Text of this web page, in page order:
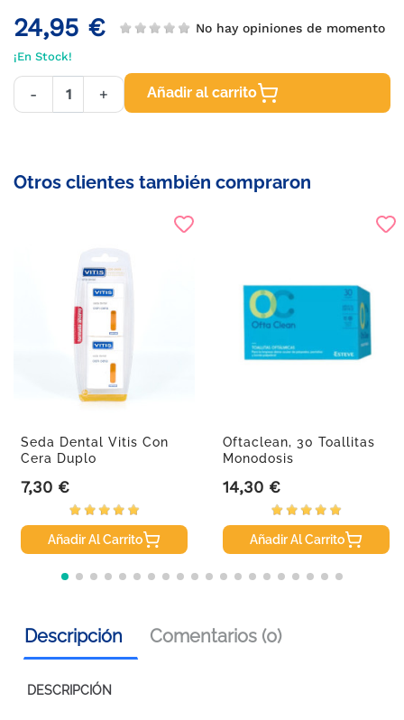
24,95 € No hay opiniones de momento
¡En Stock!
- + Añadir al carrito
Otros clientes también compraron
Seda Dental Vitis Con
Cera Duplo
Precio
7,30 €
Añadir Al Carrito
Oftaclean, 30 Toallitas
Monodosis
Precio
14,30 €
Añadir Al Carrito
Descripción Comentarios (0)
DESCRIPCIÓN